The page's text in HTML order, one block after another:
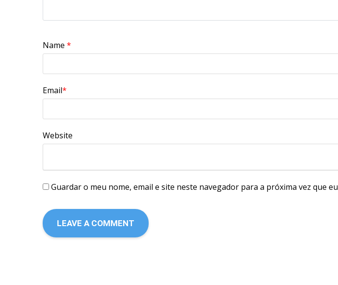
Name *
Email*
Website
Guardar o meu nome, email e site neste navegador para a próxima vez que